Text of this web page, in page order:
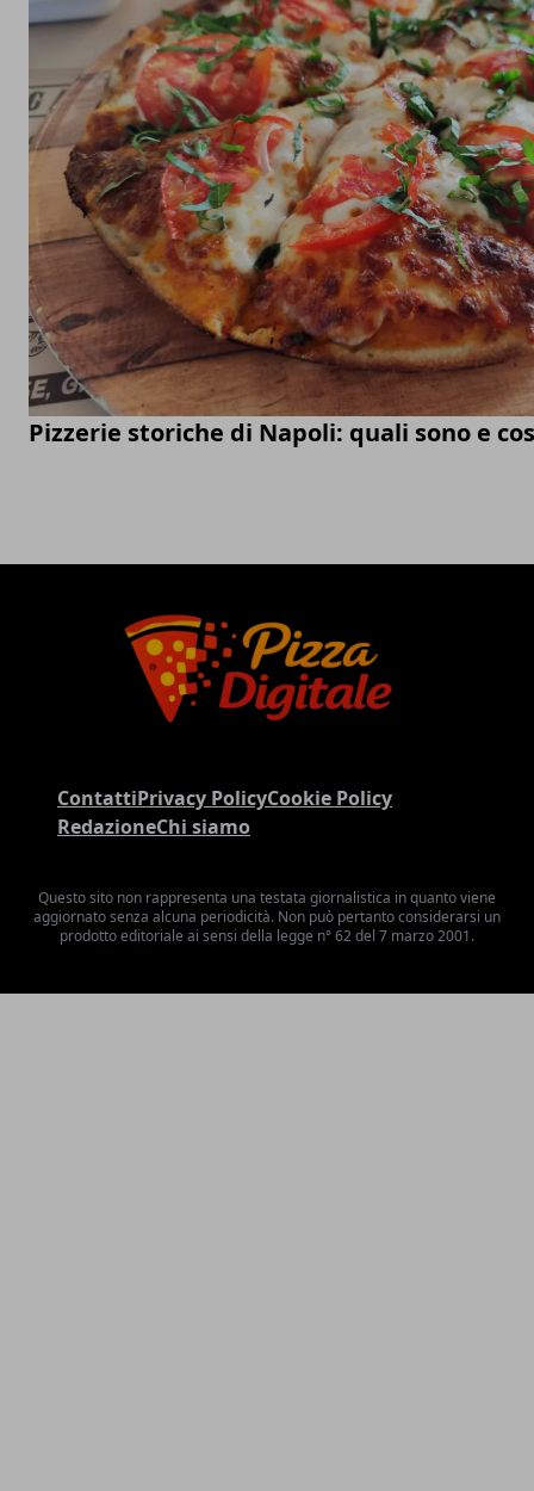
Pizzerie storiche di Napoli: quali sono e
ContattiPrivacy PolicyCookie Policy
RedazioneChi siamo
Questo sito non rappresenta una testata giornalistica in quanto viene
aggiornato senza alcuna periodicità. Non può pertanto considerarsi un
prodotto editoriale ai sensi della legge n° 62 del 7 marzo 2001.